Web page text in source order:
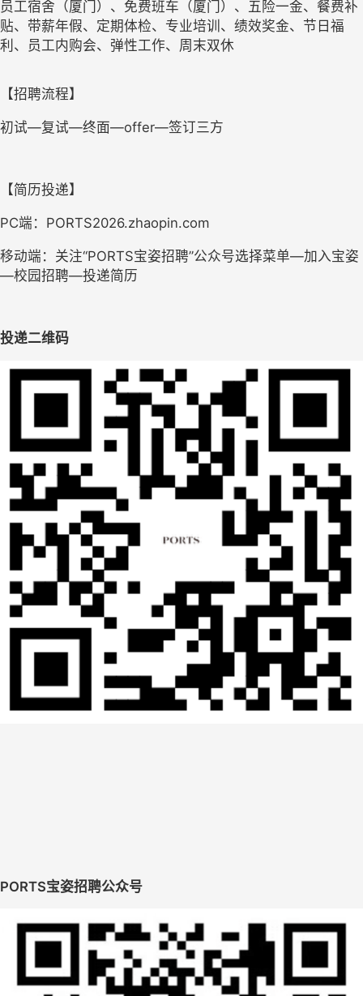
员工宿舍（厦门）、免费班车（厦门）、五险一金、餐费补
贴、带薪年假、定期体检、专业培训、绩效奖金、节日福
利、员工内购会、弹性工作、周末双休
【招聘流程】
初试—复试—终面—offer—签订三方
【简历投递】
PC端： PORTS2026.zhaopin.com
移动端：关注“PORTS宝姿招聘”公众号选择菜单—加入宝姿
—校园招聘—投递简历
投递二维码
PORTS宝姿招聘公众号